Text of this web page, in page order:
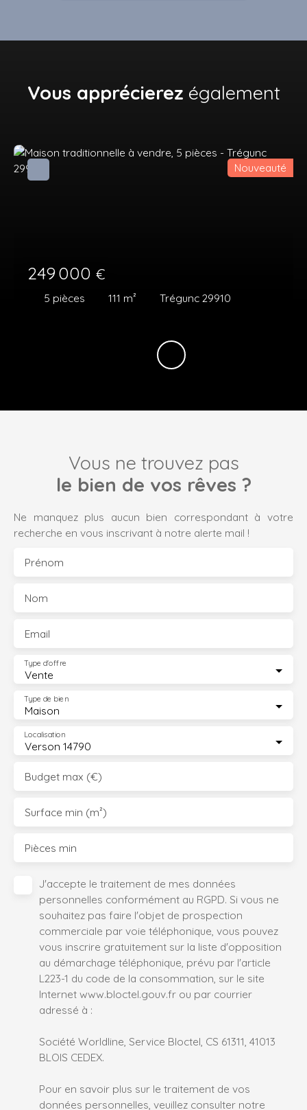
Vous apprécierez également
249 000 €
5 pièces 111 m² Trégunc 29910
Nouveauté
Vous ne trouvez pas
le bien de vos rêves ?
Ne manquez plus aucun bien correspondant à votre
recherche en vous inscrivant à notre alerte mail !
Prénom
Nom
Email
Vente
Type d'offre
Maison
Type de bien
Verson 14790
Localisation
Budget max (€)
Surface min (m²)
Pièces min
J'accepte le traitement de mes données
personnelles conformément au RGPD. Si vous ne
souhaitez pas faire l'objet de prospection
commerciale par voie téléphonique, vous pouvez
vous inscrire gratuitement sur la liste d'opposition
au démarchage téléphonique, prévu par l'article
L223-1 du code de la consommation, sur le site
Internet www.bloctel.gouv.fr ou par courrier
adressé à :
Société Worldline, Service Bloctel, CS 61311, 41013
BLOIS CEDEX.
Pour en savoir plus sur le traitement de vos
données personnelles, veuillez consulter notre